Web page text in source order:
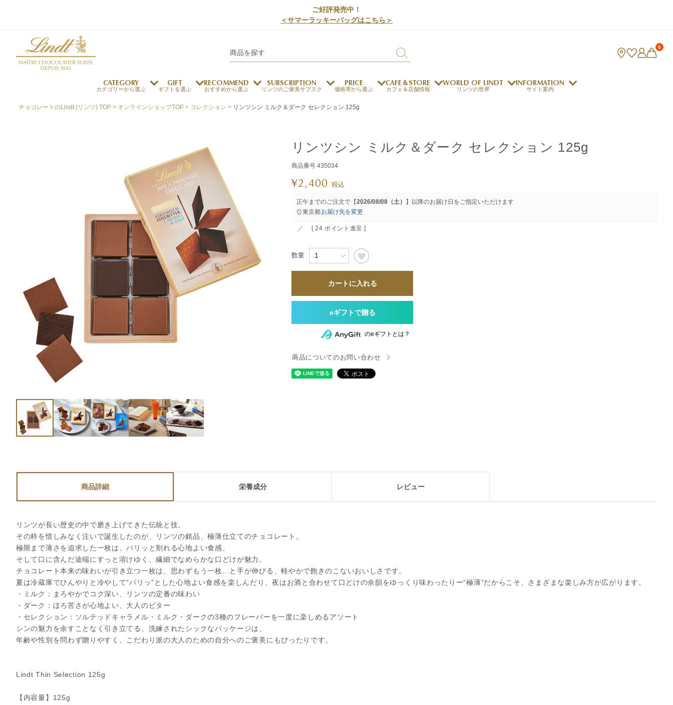
ご好評発売中！
＜サマーラッキーバッグはこちら＞
0
CATEGORY
カテゴリーから選ぶ
リンドール
関連商品一覧
チョコウェイファー
ドバイスタイル
チョコレート
エクセレンス プラリネ クレマジェラータ
ショコラスイーツ
(焼き菓子)
リンツ・シン
すべて
GIFT
ギフトを選ぶ
のし対応商品
メッセージカード対応
商品
法人ギフト
すべて
RECOMMEND
おすすめから選ぶ
サマーチョコレート お中元
すべて
SUBSCRIPTION
リンツのご褒美サブスク
PRICE
価格帯から選ぶ
CAFE＆STORE
カフェ＆店舗情報
店舗からのお知らせ カフェメニュー デジタルギフト 採用情報 My Lindt Club
WORLD OF LINDT
リンツの世界
メートルショコラティエ
チョコレートとワイン
ロジャーフェデラー
INFORMATION
サイト案内
チョコレートのLindt (リンツ) TOP オンラインショップTOP コレクション リンツシン ミルク＆ダーク セレクション 125g
リンツシン ミルク＆ダーク セレクション 125g
商品番号 435034
¥2,400 税込
正午までのご注文で【2026/08/08（土）
】以降のお届け日をご指定いただけます
東京都お届け先を変更
[ 24 ポイント進呈 ]
カートに入れる
のeギフトとは？
商品についてのお問い合わせ
商品詳細 栄養成分 レビュー
リンツが長い歴史の中で磨き上げてきた伝統と技。
その粋を惜しみなく注いで誕生したのが、リンツの銘品、極薄仕立てのチョコレート。
極限まで薄さを追求した一枚は、パリッと割れる心地よい食感、
そして口に含んだ途端にすっと溶けゆく、繊細でなめらかな口どけが魅力。
チョコレート本来の味わいが引き立つ一枚は、思わずもう一枚…と手が伸びる、軽やかで飽きのこないおいしさです。
夏は冷蔵庫でひんやりと冷やして“パリッ”とした心地よい食感を楽しんだり、夜はお酒と合わせて口どけの余韻をゆっくり味わったりー“極薄”だからこそ、さまざまな楽しみ方が広がります。
・ミルク：まろやかでコク深い、リンツの定番の味わい
・ダーク：ほろ苦さが心地よい、大人のビター
・セレクション：ソルテッドキャラメル・ミルク・ダークの3種のフレーバーを一度に楽しめるアソート
シンの魅力を余すことなく引き立てる、洗練されたシックなパッケージは、
年齢や性別を問わず贈りやすく、こだわり派の大人のための自分へのご褒美にもぴったりです。
Lindt Thin Selection 125g
【内容量】125g